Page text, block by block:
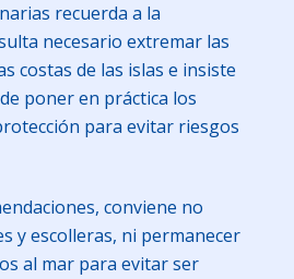
recuerda a la
necesario extremar las
costas de las islas e insiste
poner en práctica los
para evitar riesgos
conviene no
y escolleras, ni permanecer
al mar para evitar ser